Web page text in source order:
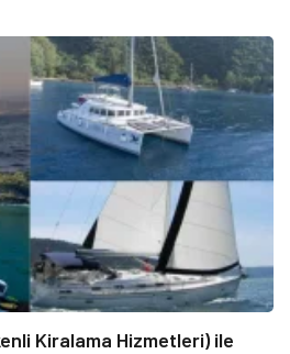
Kiralama Hizmetleri) ile